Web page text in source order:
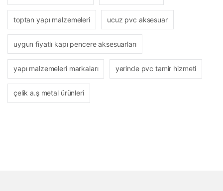
toptan yapı malzemeleri ucuz pvc aksesuar
uygun fiyatlı kapı pencere aksesuarları
yapı malzemeleri markaları yerinde pvc tamir hizmeti
çelik a.ş metal ürünleri